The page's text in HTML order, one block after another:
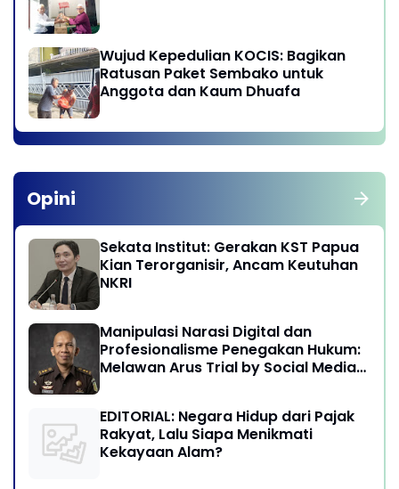
Wujud Kepedulian KOCIS: Bagikan
Ratusan Paket Sembako untuk
Anggota dan Kaum Dhuafa
Opini
Sekata Institut: Gerakan KST Papua
Kian Terorganisir, Ancam Keutuhan
NKRI
Manipulasi Narasi Digital dan
Profesionalisme Penegakan Hukum:
Melawan Arus Trial by Social Media
EDITORIAL: Negara Hidup dari Pajak
Rakyat, Lalu Siapa Menikmati
Kekayaan Alam?